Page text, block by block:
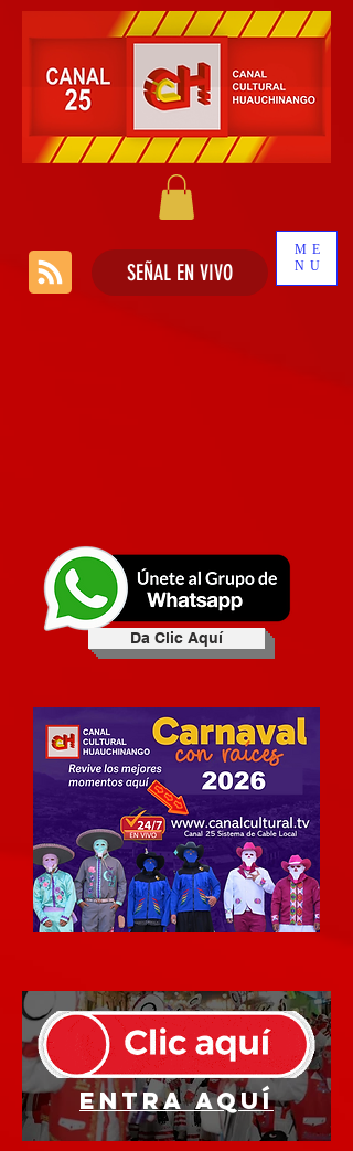
ME
NU
SEÑAL EN VIVO
Da Clic Aquí
Entra aquí